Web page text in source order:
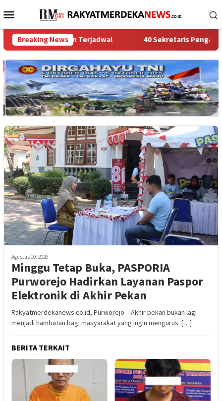
ke
Menu
Mobile
Breaking News
Terjadwal ‎40 Sekretaris Pengadilan Se-
Agustus 10, 2026
‎Minggu Tetap Buka, PASPORIA
Purworejo Hadirkan Layanan Paspor
Elektronik di Akhir Pekan
Rakyatmerdekanews.co.id, Purworejo – Akhir pekan bukan lagi
menjadi hambatan bagi masyarakat yang ingin mengurus […]
BERITA TERKAIT